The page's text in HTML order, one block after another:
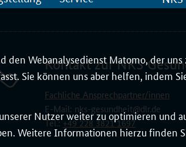
Webanalysedienst Matomo, der
Sie können uns aber helfen, indem
Nutzer weiter zu optimieren und
Weitere Informationen hierzu finden
Kontakt zur NKS
Fachliche Ansprechpartner/innen
E-Mail: nks-gesundheit@dlr.de
Tel.:+49 228 3821 1697